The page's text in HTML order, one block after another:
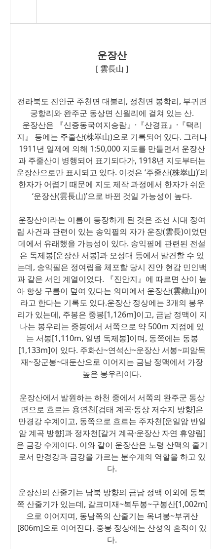
운장산
[ 雲長山 ]
전라북도 진안군 주천면 대불리, 정천면 봉학리, 부귀면
궁항리와 완주군 동상면 신월리에 걸쳐 있는 산.
운장산은 『신증동국여지승람』·『산경표』·『택리
지』 등에는 주줄산(株崒山)으로 기록되어 있다. 그러나
1911년 일제에 의해 1:50,000 지도를 만들면서 운장산
과 주줄산이 병행되어 표기되다가, 1918년 지도부터는
운장산으로만 표시되고 있다. 이것은 ‘주줄산(株崒山)’의
한자가 어렵기 때문에 지도 제작 과정에서 한자가 쉬운
‘운장산(雲長山)’으로 바뀐 것일 가능성이 높다.
운장산이라는 이름이 등장하게 된 것은 조선 시대 정여
립 사건과 관련이 있는 송익필의 자가 운장(雲長)이었던
데에서 유래했을 가능성이 있다. 송익필에 관련된 전설
은 독제봉[운장산 서봉]과 오성대 등에서 발견할 수 있
는데, 송익필은 정여립을 체포할 당시 진안 현감 민인백
과 같은 서인 계열이었다. 『진안지』에 따르면 산이 높
아 항상 구름이 덮여 있다는 의미에서 운장산(雲藏山)이
라고 한다는 기록도 있다.운장산 정상에는 3개의 봉우
리가 있는데, 주봉은 중봉[1,126m]이고, 금남 정맥이 지
나는 봉우리는 중봉에서 서쪽으로 약 500m 지점에 있
는 서봉[1,110m, 일명 독제봉]이며, 동쪽에는 동봉
[1,133m]이 있다. 주화산~연석산~운장산 서봉~피암목
재~장군봉~대둔산으로 이어지는 금남 정맥에서 가장
높은 봉우리이다.
운장산에서 발원하는 하천 중에서 서쪽의 완주군 동상
면으로 흐르는 용연천[검태 계곡·동상 저수지 방향]은
만경강 수계이고, 동쪽으로 흐르는 주자천[운일암 반일
암 계곡 방향]과 정자천[갈거 계곡·운장산 자연 휴양림]
은 금강 수계이다. 이와 같이 운장산은 노령 산맥의 줄기
로서 만경강과 금강을 가르는 분수계의 역할을 하고 있
다.
운장산의 산줄기는 남북 방향의 금남 정맥 이외에 동북
쪽 산줄기가 있는데, 갈크미재~복두봉~구봉산[1,002m]
으로 이어지며, 동남쪽의 산줄기는 옥녀봉~부귀산
[806m]으로 이어진다. 중봉 정상에는 산성의 흔적이 있
다.